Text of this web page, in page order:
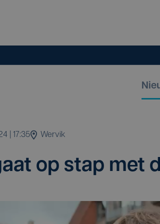
| 17:35 Wervik
op stap met